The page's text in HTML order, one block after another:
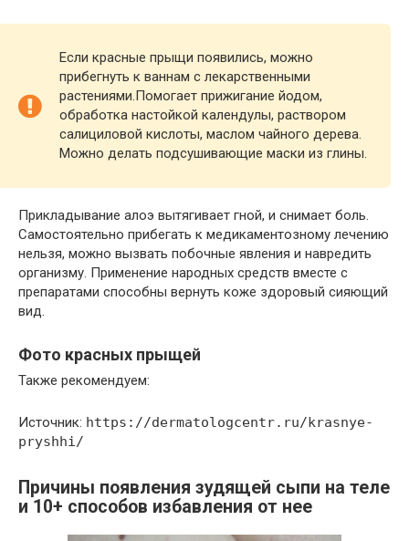
Если красные прыщи появились, можно
прибегнуть к ваннам с лекарственными
растениями.Помогает прижигание йодом,
обработка настойкой календулы, раствором
салициловой кислоты, маслом чайного дерева.
Можно делать подсушивающие маски из глины.
Прикладывание алоэ вытягивает гной, и снимает боль.
Самостоятельно прибегать к медикаментозному лечению
нельзя, можно вызвать побочные явления и навредить
организму. Применение народных средств вместе с
препаратами способны вернуть коже здоровый сияющий
вид.
Фото красных прыщей
Также рекомендуем:
Источник: https://dermatologcentr.ru/krasnye-
pryshhi/
Причины появления зудящей сыпи на теле
и 10+ способов избавления от нее